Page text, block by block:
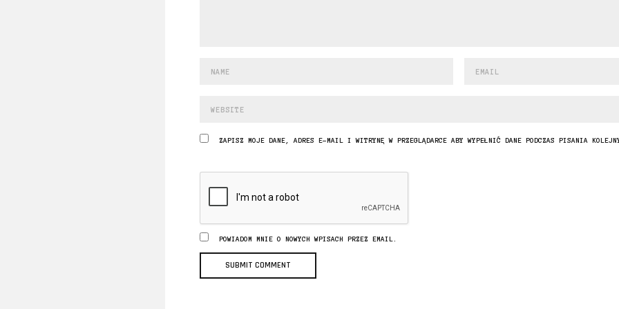
ZAPISZ MOJE DANE, ADRES E-MAIL I WITRYNĘ W PRZEGLĄDARCE ABY WYPEŁNIĆ DANE PODCZAS PISANIA
POWIADOM MNIE O NOWYCH WPISACH PRZEZ EMAIL.